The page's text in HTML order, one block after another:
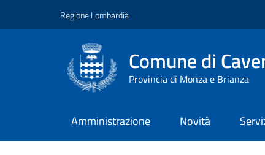
Regione Lombardia
Comune di
Provincia di Monza e Brianza
Amministrazione Novità